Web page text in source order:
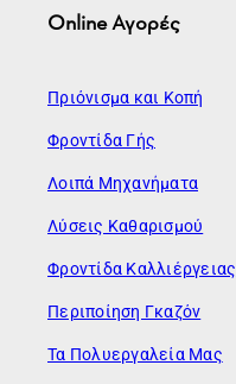
Online Αγορές
Πριόνισμα και Κοπή
Φροντίδα Γής
Λοιπά Μηχανήματα
Λύσεις Καθαρισμού
Φροντίδα
Περιποίηση Γκαζόν
Τα Πολυεργαλεία Μας